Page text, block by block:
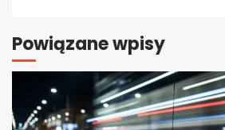
Powiązane wpisy